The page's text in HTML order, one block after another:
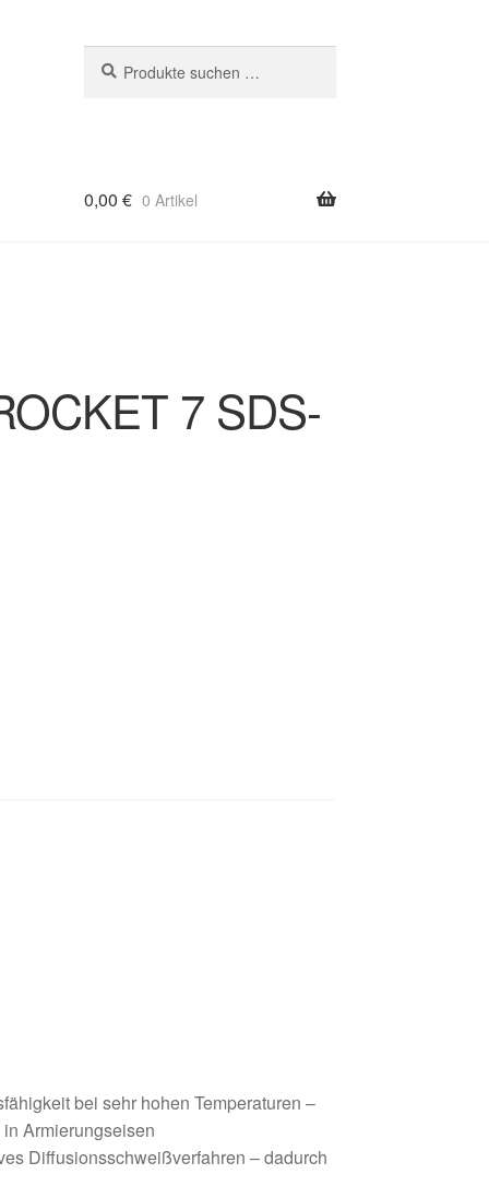
nach:
0,00 € 0 Artikel
7 SDS-
bei sehr hohen Temperaturen –
Armierungseisen
Diffusionsschweißverfahren – dadurch